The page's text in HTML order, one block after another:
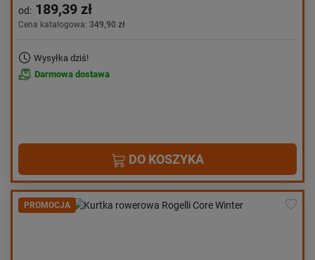
od: 189,39 zł
Cena katalogowa: 349,90 zł
Wysyłka dziś!
Darmowa dostawa
DO KOSZYKA
PROMOCJA